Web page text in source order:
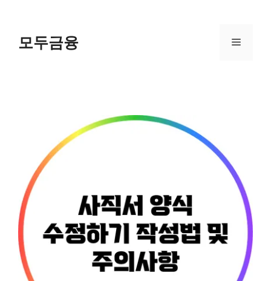
content모두금융 Menu